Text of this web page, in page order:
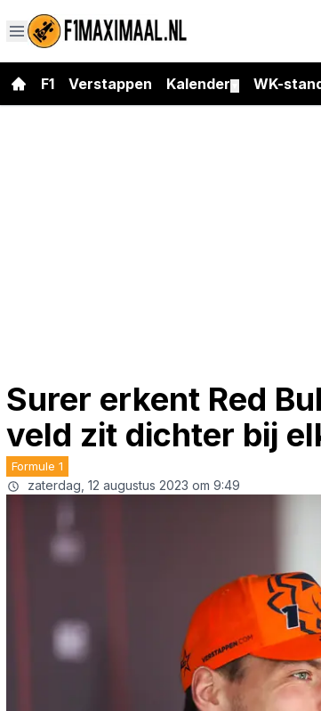
F1 Verstappen Kalender WK-
Surer erkent Red
veld zit dichter bij
Formule 1
zaterdag, 12 augustus 2023 om 9:49